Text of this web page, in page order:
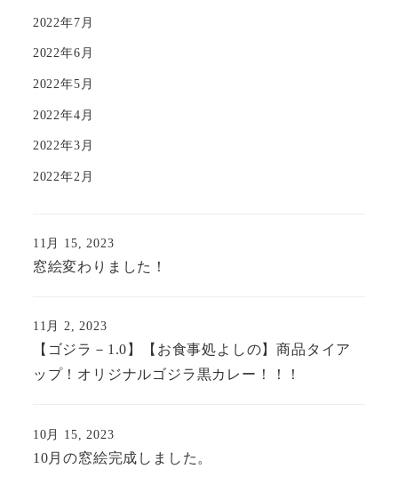
2022年7月
2022年6月
2022年5月
2022年4月
2022年3月
2022年2月
窓絵変わりました！
11月 15, 2023
【ゴジラ－1.0】【お食事処よしの】商品タイア
ップ！オリジナルゴジラ黒カレー！！！
11月 2, 2023
10月の窓絵完成しました。
10月 15, 2023